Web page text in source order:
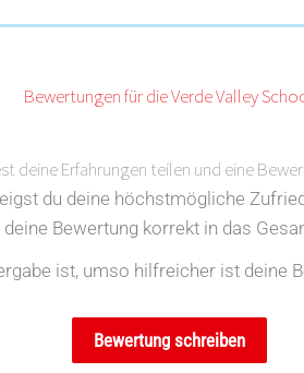
Bewertungen für die Verde Valley
deine Erfahrungen teilen und eine
du deine höchstmögliche
Bewertung korrekt in das
ist, umso hilfreicher ist deine
Bewertung schreiben